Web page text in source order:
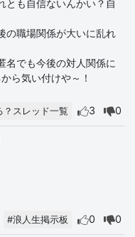
とも自信ないんかい？自
の職場関係が大いに乱れ
名でも今後の対人関係に
ら気い付けや～！
？スレッド一覧 3 0
#浪人生掲示板 0 0